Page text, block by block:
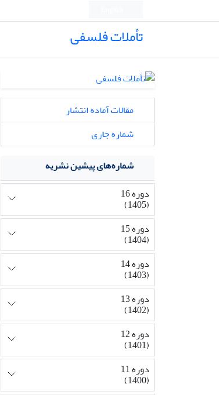
تأملات فلسفی
مقالات آماده انتشار
شماره جاری
شماره‌های پیشین نشریه
دوره 16
(1405)
دوره 15
(1404)
دوره 14
(1403)
دوره 13
(1402)
دوره 12
(1401)
دوره 11
(1400)